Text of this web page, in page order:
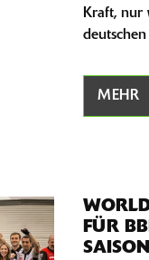
Kraft, nur
MEHR
FÜR